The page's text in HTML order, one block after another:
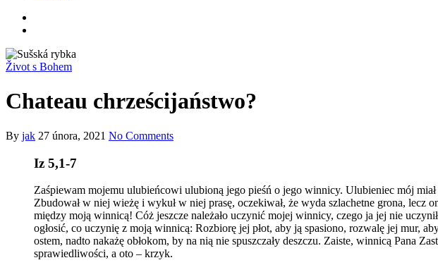
Život s Bohem
Chateau chrześcijaństwo?
By jak 27 února, 2021 No Comments
Iz 5,1-7
Zaśpiewam mojemu ulubieńcowi ulubioną jego pieśń o jego winnicy. Ulubieniec mój
Zbudował w niej wieżę i wykuł w niej prasę, oczekiwał, że wyda szlachetne grona, lecz
między moją winnicą! Cóż jeszcze należało uczynić mojej winnicy, czego ja jej nie
ogłosić, co uczynię z moją winnicą: Rozbiorę jej płot, aby ją spasiono, rozwalę jej mur,
ostem, nadto nakażę obłokom, by na nią nie spuszczały deszczu. Zaiste, winnicą Pana
sprawiedliwości, a oto – krzyk.